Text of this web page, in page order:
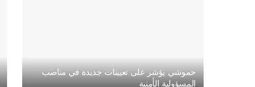
حموشي يؤشر على تعيينات جديدة في مناصب
المسؤولية الأمنية